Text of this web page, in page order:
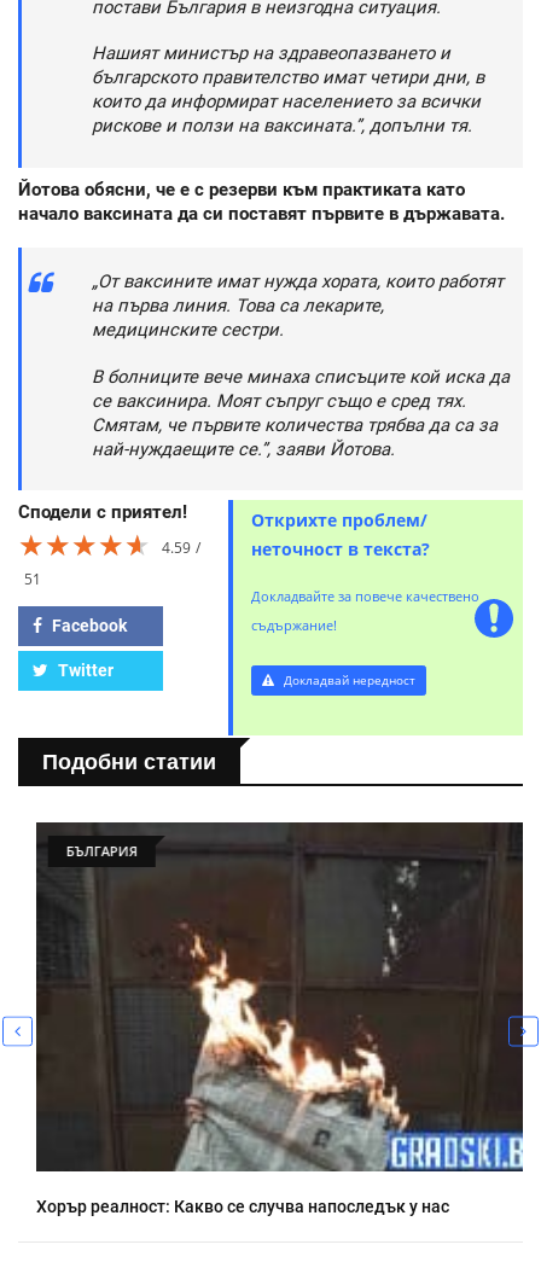
постави България в неизгодна ситуация.
Нашият министър на здравеопазването и
българското правителство имат четири дни, в
които да информират населението за всички
рискове и ползи на ваксината.”, допълни тя.
Йотова обясни, че е с резерви към практиката като
начало ваксината да си поставят първите в държавата.
„От ваксините имат нужда хората, които работят
на първа линия. Това са лекарите,
медицинските сестри.
В болниците вече минаха списъците кой иска да
се ваксинира. Моят съпруг също е сред тях.
Смятам, че първите количества трябва да са за
най-нуждаещите се.”, заяви Йотова.
Сподели с приятел!
★★★★★
★★★★★
★★★★★
4.59
51
Facebook
Twitter
Открихте проблем/
неточност в текста?
Докладвайте за повече качествено
съдържание!
Докладвай нередност
Подобни статии
БЪЛГАРИЯ
Хорър реалност: Какво се случва напоследък у нас